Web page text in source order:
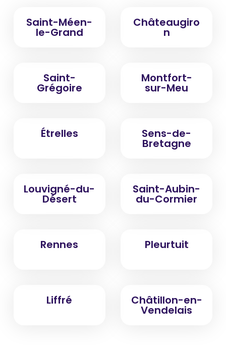
Saint-Méen-
le-Grand
Châteaugiro
n
Saint-
Grégoire
Montfort-
sur-Meu
Étrelles Sens-de-
Bretagne
Louvigné-du-
Désert
Saint-Aubin-
du-Cormier
Rennes Pleurtuit
Liffré Châtillon-en-
Vendelais